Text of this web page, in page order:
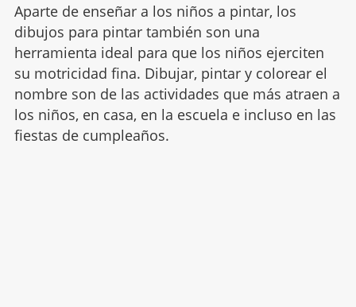
Aparte de enseñar a los niños a pintar, los
dibujos para pintar también son una
herramienta ideal para que los niños ejerciten
su motricidad fina. Dibujar, pintar y colorear el
nombre son de las actividades que más atraen a
los niños, en casa, en la escuela e incluso en las
fiestas de cumpleaños.